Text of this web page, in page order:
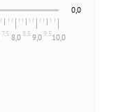
7,5 8,0 8,5 9,0 9,510,0
0,0